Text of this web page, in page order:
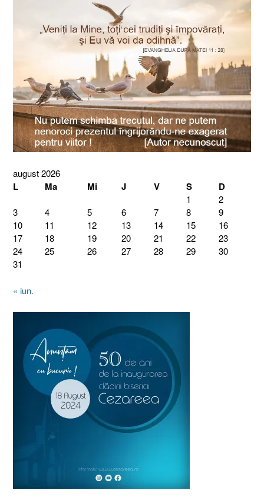
august 2026
L Ma Mi J V S D
1
2
3
4 5 6 7 8
9
10
11 12 13 14 15
16
17
18 19 20 21 22
23
24
25 26 27 28 29
30
31
« iun.